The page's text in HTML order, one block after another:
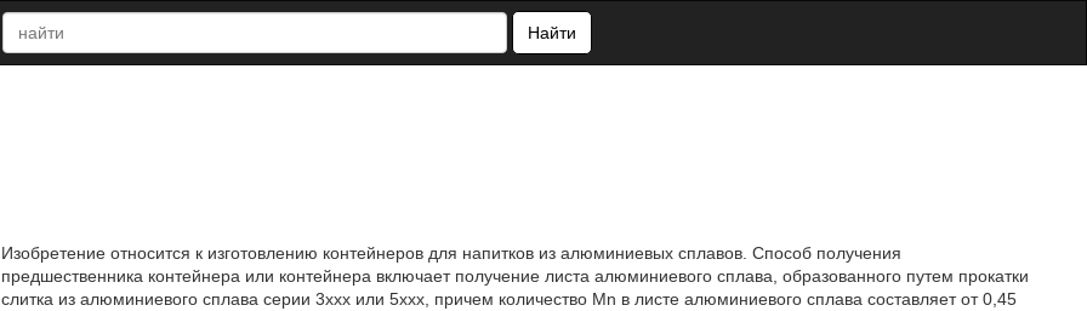
Найти
Изобретение относится к изготовлению контейнеров для напитков из алюминиевых сплавов. Способ получения
предшественника контейнера или контейнера включает получение листа алюминиевого сплава, образованного путем прокатки
слитка из алюминиевого сплава серии 3ххх или 5ххх, причем количество Mn в листе алюминиевого сплава составляет от 0,45